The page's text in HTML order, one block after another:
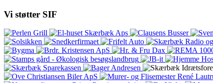
Vi støtter SIF